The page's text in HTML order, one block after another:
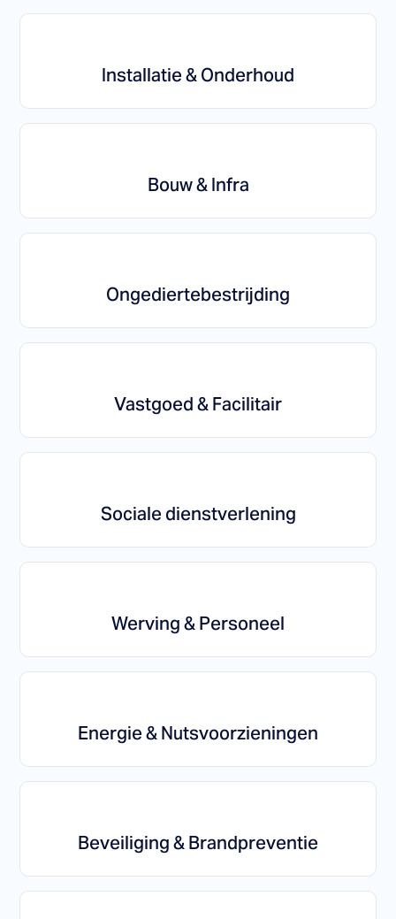
Installatie & Onderhoud
Bouw & Infra
Ongediertebestrijding
Vastgoed & Facilitair
Sociale dienstverlening
Werving & Personeel
Energie & Nutsvoorzieningen
Beveiliging & Brandpreventie